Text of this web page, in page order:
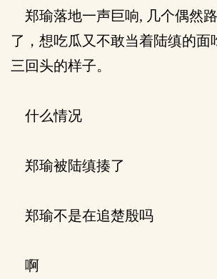
郑瑜落地一声巨响, 几个偶然
了，想吃瓜又不敢当着陆缜的面
三回头的样子。
什么情况
郑瑜被陆缜揍了
郑瑜不是在追楚殷吗
啊